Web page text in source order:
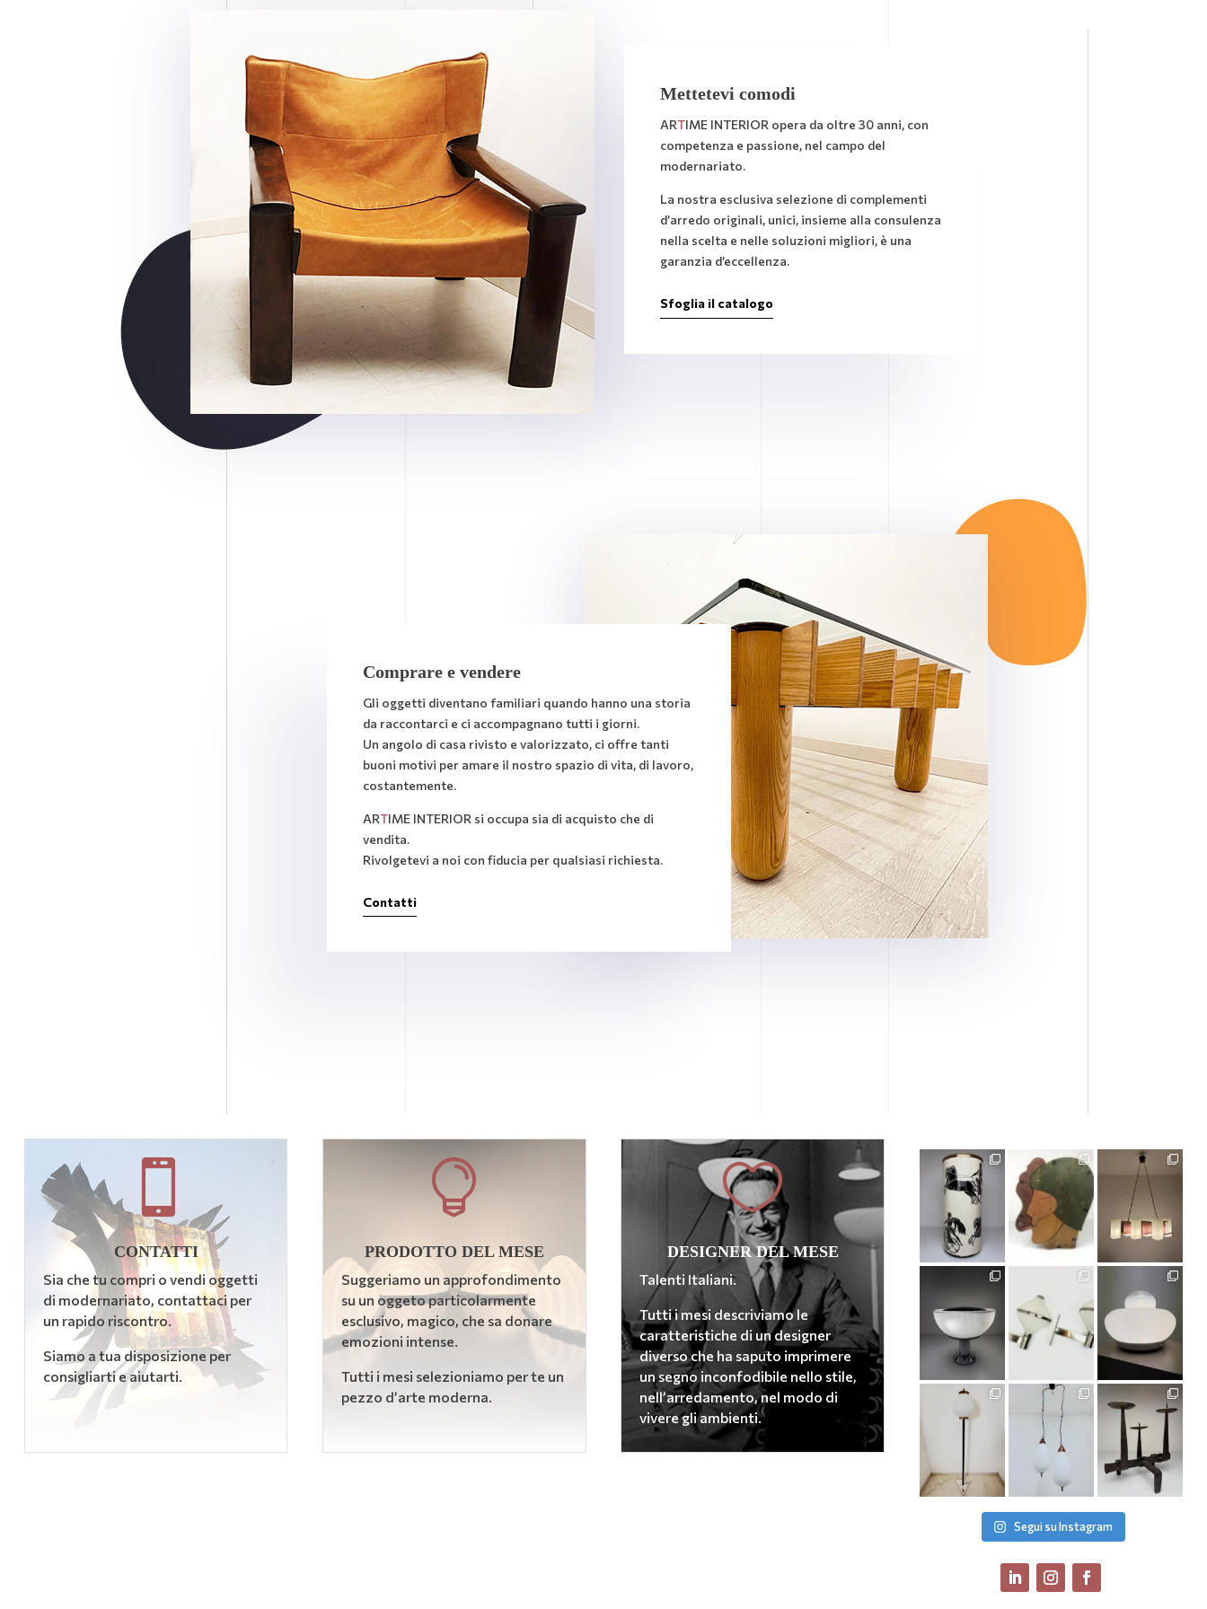
Mettetevi comodi
ARTIME INTERIOR opera da oltre 30 anni, con
competenza e passione, nel campo del
modernariato.
La nostra esclusiva selezione di complementi
d’arredo originali, unici, insieme alla consulenza
nella scelta e nelle soluzioni migliori, è una
garanzia d’eccellenza.
Sfoglia il catalogo
Comprare e vendere
Gli oggetti diventano familiari quando hanno una storia
da raccontarci e ci accompagnano tutti i giorni.
Un angolo di casa rivisto e valorizzato, ci offre tanti
buoni motivi per amare il nostro spazio di vita, di lavoro,
costantemente.
ARTIME INTERIOR si occupa sia di acquisto che di
vendita.
Rivolgetevi a noi con fiducia per qualsiasi richiesta.
Contatti

CONTATTI
Sia che tu compri o vendi oggetti
di modernariato, contattaci per
un rapido riscontro.
Siamo a tua disposizione per
consigliarti e aiutarti.

PRODOTTO DEL MESE
Suggeriamo un approfondimento
su un oggeto particolarmente
esclusivo, magico, che sa donare
emozioni intense.
Tutti i mesi selezioniamo per te un
pezzo d’arte moderna.

DESIGNER DEL MESE
Talenti Italiani.
Tutti i mesi descriviamo le
caratteristiche di un designer
diverso che ha saputo imprimere
un segno inconfodibile nello stile,
nell’arredamento, nel modo di
vivere gli ambienti.
Segui su Instagram